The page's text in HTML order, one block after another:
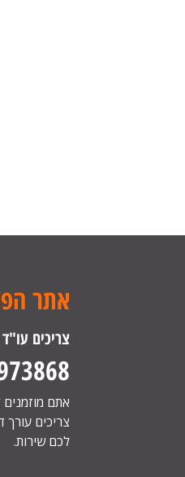
אתר
צריכים
אתם
צריכים עורך
לכם שירות.